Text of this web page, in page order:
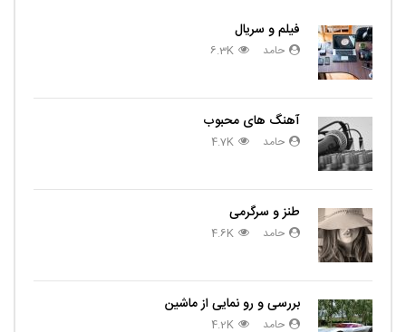
فیلم و سریال
حامد 6.3K
آهنگ های محبوب
حامد 4.7K
طنز و سرگرمی
حامد 4.6K
بررسی و رو نمایی از ماشین
حامد 4.2K